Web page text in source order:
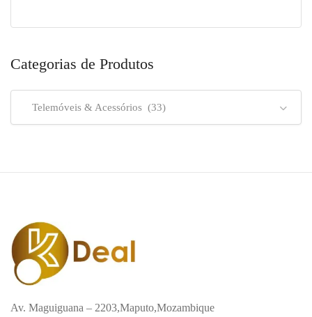
Categorias de Produtos
Telemóveis & Acessórios (33)
Av. Maguiguana – 2203,Maputo,Mozambique